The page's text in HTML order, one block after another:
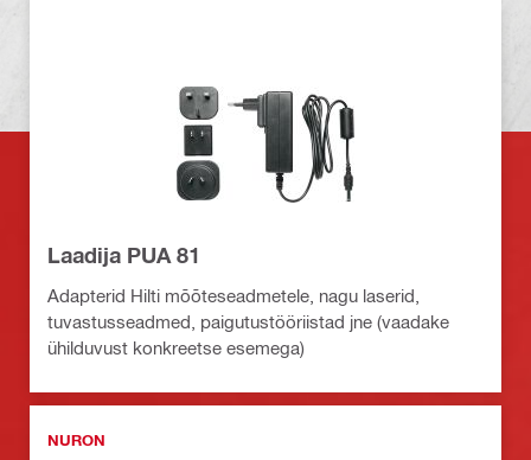
Laadija PUA 81
Adapterid Hilti mõõteseadmetele, nagu laserid,
tuvastusseadmed, paigutustööriistad jne (vaadake
ühilduvust konkreetse esemega)
NURON